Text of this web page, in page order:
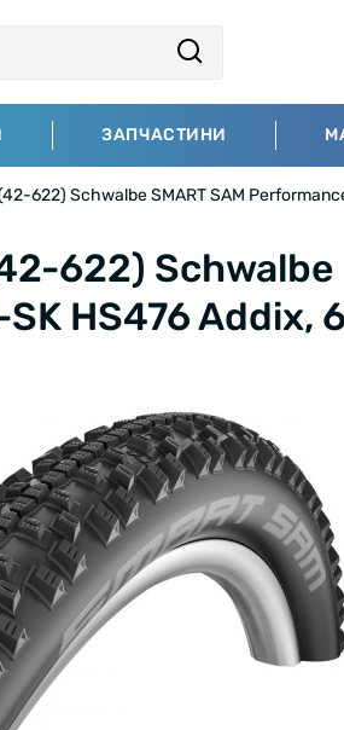
ЗАПЧАСТИНИ
622) Schwalbe SMART SAM
622) Schwalbe
HS476 Addix,
ВІД 2000 ГРН • БЕЗКОШТОВНА